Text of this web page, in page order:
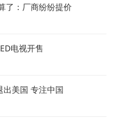
了：厂商纷纷提价
电视开售
出美国 专注中国